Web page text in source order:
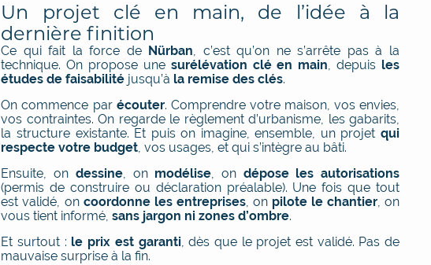
Un projet clé en main, de l’idée à la
dernière finition
Ce qui fait la force de Nürban, c’est qu’on ne s’arrête pas à la
technique. On propose une surélévation clé en main, depuis les
études de faisabilité jusqu’à la remise des clés.
On commence par écouter. Comprendre votre maison, vos envies,
vos contraintes. On regarde le règlement d’urbanisme, les gabarits,
la structure existante. Et puis on imagine, ensemble, un projet qui
respecte votre budget, vos usages, et qui s’intègre au bâti.
Ensuite, on dessine, on modélise, on dépose les autorisations
(permis de construire ou déclaration préalable). Une fois que tout
est validé, on coordonne les entreprises, on pilote le chantier, on
vous tient informé,sans jargon ni zones d’ombre.
Et surtout : le prix est garanti, dès que le projet est validé. Pas de
mauvaise surprise à la fin.